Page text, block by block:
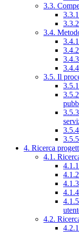
3.3.
3.4.
3.5. Il
4. Ricerca
4.1.
4.2.